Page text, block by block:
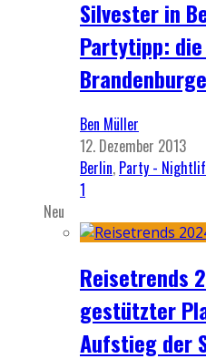
Silvester in
Partytipp:
Ben Müller
12. Dezember 2013
Berlin, Party -
1
Neu
Reisetrends
gestützter
Aufstieg der